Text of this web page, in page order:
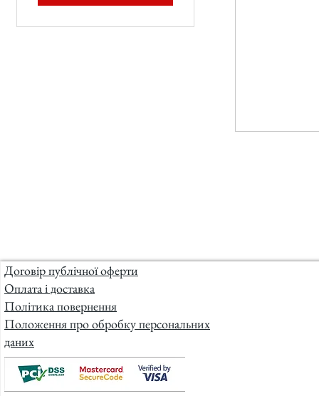
Договір публічної оферти
Оплата і доставка
Політика повернення
Положення про обробку персональних
даних